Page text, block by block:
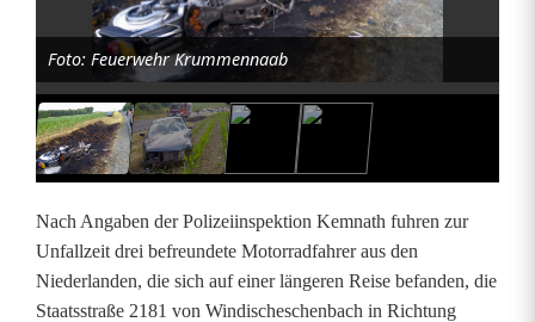
y
f
ä
g
t
Foto: Feuerwehr Krummennaab
Nach Angaben der Polizeiinspektion Kemnath fuhren zur
Unfallzeit drei befreundete Motorradfahrer aus den
Niederlanden, die sich auf einer längeren Reise befanden, die
Staatsstraße 2181 von Windischeschenbach in Richtung